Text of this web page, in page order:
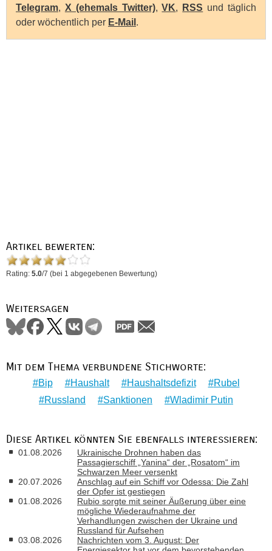
Telegram, X (ehemals Twitter),VK, RSS und täglich
oder wöchentlich per E-Mail .
Artikel bewerten:
Rating: 5.0/7 (bei 1 abgegebenen Bewertung)
Weitersagen
Mit dem Thema verbundene Stichworte:
Bip Haushalt Haushaltsdefizit
Rubel
Russland
Sanktionen Wladimir Putin
Diese Artikel könnten Sie ebenfalls interessieren:
01.08.2026
Ukrainische Drohnen haben das
Passagierschiff „Yanina“ der „Rosatom“ im
Schwarzen Meer versenkt
20.07.2026
Anschlag auf ein Schiff vor Odessa: Die Zahl
der Opfer ist gestiegen
01.08.2026
Rubio sorgte mit seiner Äußerung über eine
mögliche Wiederaufnahme der
Verhandlungen zwischen der Ukraine und
Russland für Aufsehen
03.08.2026
Nachrichten vom 3. August: Der